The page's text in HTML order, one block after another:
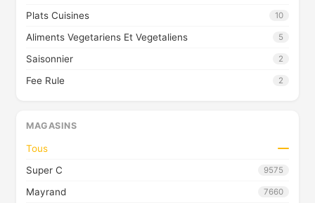
Plats Cuisines 10
Aliments Vegetariens Et Vegetaliens 5
Saisonnier 2
Fee Rule 2
MAGASINS
Tous
Super C
9575
Mayrand 7660